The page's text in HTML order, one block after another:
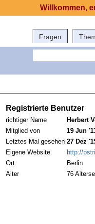
Fragen
Registrierte Benutzer
richtiger Name
Herbert
Mitglied von
19 Jun
Letztes Mal gesehen 27 Dez
Eigene Website
http://
Ort
Berlin
Alter
76
Willkommen,